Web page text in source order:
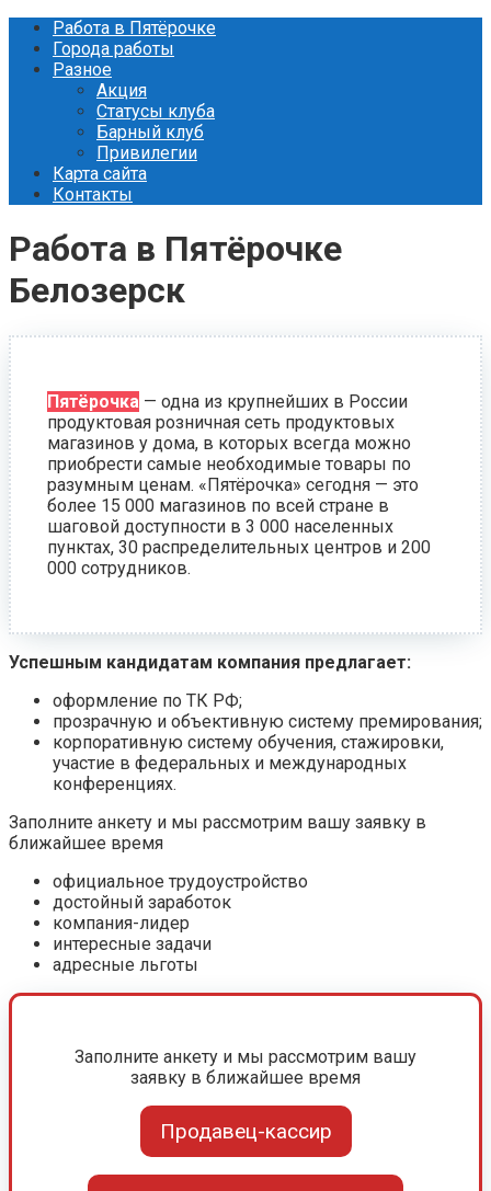
Перейти
контенту
Работа в Пятёрочке
Города работы
Разное
Акция
Статусы клуба
Барный клуб
Привилегии
Карта сайта
Контакты
Работа в Пятёрочке
Белозерск
Пятёрочка — одна из крупнейших в России
продуктовая розничная сеть продуктовых
магазинов у дома, в которых всегда можно
приобрести самые необходимые товары по
разумным ценам. «Пятёрочка» сегодня — это
более 15 000 магазинов по всей стране в
шаговой доступности в 3 000 населенных
пунктах, 30 распределительных центров и 200
000 сотрудников.
Успешным кандидатам компания предлагает:
оформление по ТК РФ;
прозрачную и объективную систему премирования;
корпоративную систему обучения, стажировки,
участие в федеральных и международных
конференциях.
Заполните анкету и мы рассмотрим вашу заявку в
ближайшее время
официальное трудоустройство
достойный заработок
компания-лидер
интересные задачи
адресные льготы
Заполните анкету и мы рассмотрим вашу
заявку в ближайшее время
Продавец-кассир